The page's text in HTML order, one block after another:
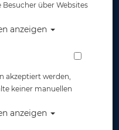
Einkleber: GDL Basic
3,00 €
Besucher über Websites
anzeigen
akzeptiert werden,
keiner manuellen
anzeigen